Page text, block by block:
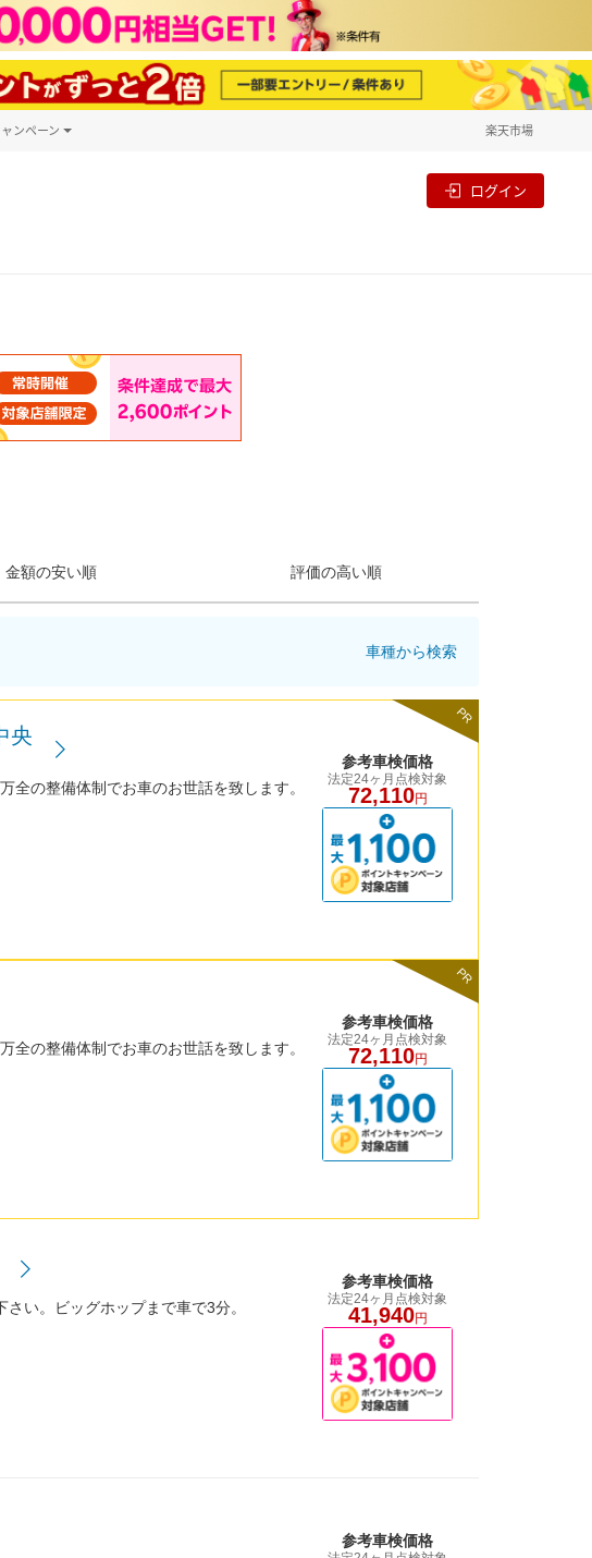
ンペーン 楽天市場
ログイン
金額の安い順 評価の高い順
車種から検索
PR
央
全の整備体制でお車のお世話を致します。
参考車検価格
法定24ヶ月点検対象
72,110円
PR
全の整備体制でお車のお世話を致します。
参考車検価格
法定24ヶ月点検対象
72,110円
い。ビッグホップまで車で3分。
参考車検価格
法定24ヶ月点検対象
41,940円
参考車検価格